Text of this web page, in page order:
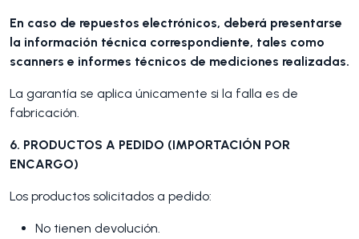
En caso de repuestos electrónicos, deberá presentarse
la información técnica correspondiente, tales como
scanners e informes técnicos de mediciones realizadas.
La garantía se aplica únicamente si la falla es de
fabricación.
6. PRODUCTOS A PEDIDO (IMPORTACIÓN POR
ENCARGO)
Los productos solicitados a pedido:
No tienen devolución.